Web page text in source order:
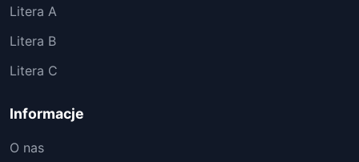
Litera A
Litera B
Litera C
Informacje
O nas